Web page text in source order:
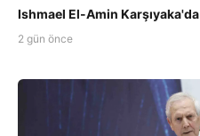
Ishmael El-Amin Karşıyaka'da
2 gün önce